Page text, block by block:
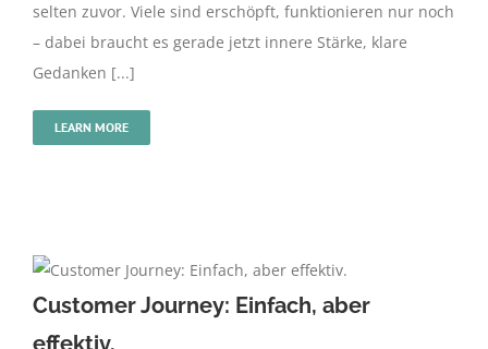
selten zuvor. Viele sind erschöpft, funktionieren nur noch
– dabei braucht es gerade jetzt innere Stärke, klare
Gedanken [...]
LEARN MORE
Customer Journey: Einfach, aber